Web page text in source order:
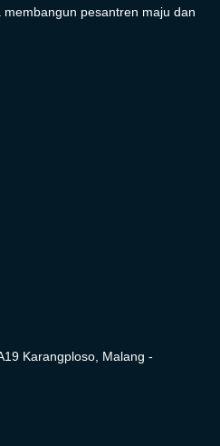
pesantren maju dan
Karangploso, Malang -